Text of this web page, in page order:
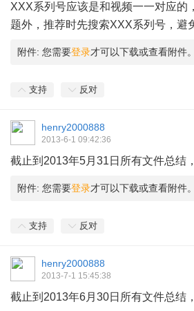
XXX系列号应该是和视频一一对应的
题外，推荐时先搜索XXX系列号，避
附件: 您需要登录才可以下载或查看附件
支持 反对
henry2000888
2013-6-1 09:42:36
截止到2013年5月31日所有文件总结
附件: 您需要登录才可以下载或查看附件
支持 反对
henry2000888
2013-7-1 15:45:38
截止到2013年6月30日所有文件总结